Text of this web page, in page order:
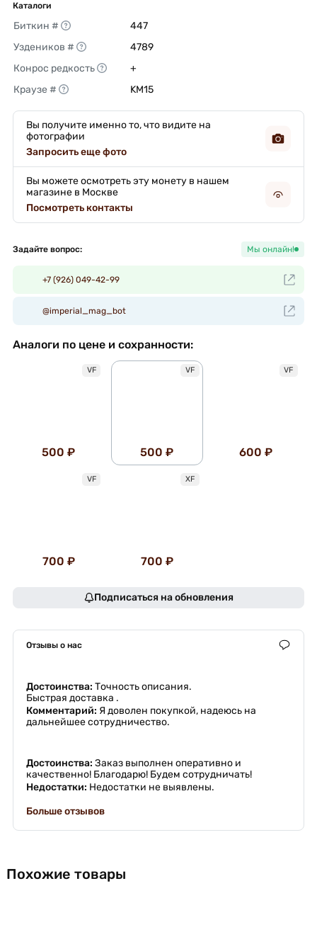
Каталоги
Биткин #
447
Уздеников #
4789
Конрос редкость
+
Краузе #
KM15
Вы получите именно то, что видите на
фотографии
Запросить еще фото
Вы можете осмотреть эту монету в нашем
магазине в Москве
Посмотреть контакты
Задайте вопрос: Мы онлайн!
+7 (926) 049-42-99
@imperial_mag_bot
Аналоги по цене и сохранности:
VF
500 ₽
VF
500 ₽
VF
600 ₽
VF
700 ₽
XF
700 ₽
Подписаться на обновления
Отзывы о нас
Достоинства: Точность описания.
Быстрая доставка .
Комментарий: Я доволен покупкой, надеюсь на
дальнейшее сотрудничество.
Достоинства: Заказ выполнен оперативно и
качественно! Благодарю! Будем сотрудничать!
Недостатки: Недостатки не выявлены.
Больше отзывов
Похожие товары